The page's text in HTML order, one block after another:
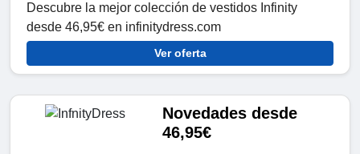
Descubre la mejor colección de vestidos Infinity
desde 46,95€ en infinitydress.com
Ver oferta
Novedades desde
46,95€